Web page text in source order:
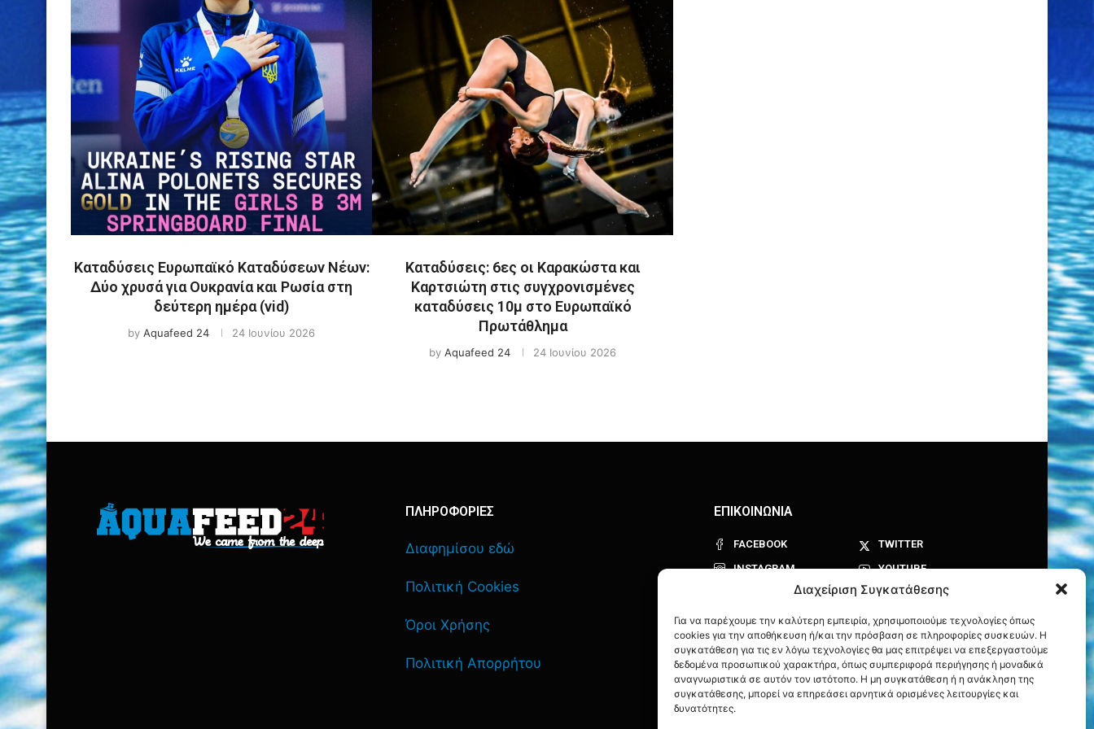
Διαχείριση Συγκατάθεσης
Για να παρέχουμε την καλύτερη εμπειρία, χρησιμοποιούμε τεχνολογίες όπως
cookies για την αποθήκευση ή/και την πρόσβαση σε πληροφορίες συσκευών. Η
συγκατάθεση για τις εν λόγω τεχνολογίες θα μας επιτρέψει να επεξεργαστούμε
δεδομένα προσωπικού χαρακτήρα, όπως συμπεριφορά περιήγησης ή μοναδικά
αναγνωριστικά σε αυτόν τον ιστότοπο. Η μη συγκατάθεση ή η ανάκληση της
συγκατάθεσης, μπορεί να επηρεάσει αρνητικά ορισμένες λειτουργίες και
δυνατότητες.
Καταδύσεις Ευρωπαϊκό Καταδύσεων Νέων:
Δύο χρυσά για Ουκρανία και Ρωσία στη
δεύτερη ημέρα (vid)
by Aquafeed 24 24 Ιουνίου 2026
Καταδύσεις: 6ες οι Καρακώστα και
Καρτσιώτη στις συγχρονισμένες
καταδύσεις 10μ στο Ευρωπαϊκό
Πρωτάθλημα
by Aquafeed 24 24 Ιουνίου 2026
ΠΛΗΡΟΦΟΡΙΕΣ
Διαφημίσου εδώ
Πολιτική Cookies
Όροι Χρήσης
Πολιτική Απορρήτου
ΕΠΙΚΟΙΝΩΝΙΑ
FACEBOOK
TWITTER
INSTAGRAM
YOUTUBE